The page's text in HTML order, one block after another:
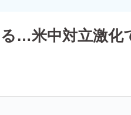
…米中対立激化